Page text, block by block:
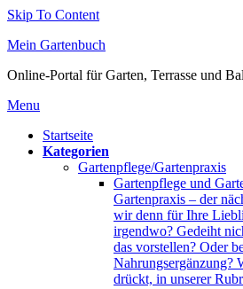
Skip To Content
Mein Gartenbuch
Online-Portal für Garten, Terrasse und
Menu
Startseite
Kategorien
Gartenpflege/Gartenpraxis
Gartenpflege und
Gartenpraxis – der
wir denn für Ihre
irgendwo? Gedeiht
das vorstellen? Oder
Nahrungsergänzung?
drückt, in unserer